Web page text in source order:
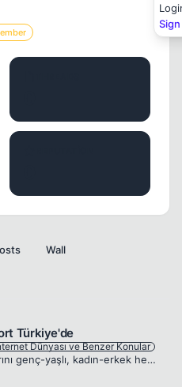
Wall
Türkiye'de
Dünyası ve Benzer Konular
Oyun dünyasının kapılarını genç-yaşlı, kadın-erkek herkese açan Wii, yepyeni Wii Fit Plus ve Wii Sports Resort paketleriyle Türkiye’deki oyun tutkunlarıyla buluşmaya hazırlanıyor. İstanbul'da düzenle...